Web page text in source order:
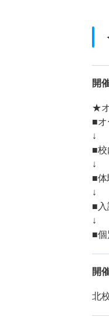
開
★
■オ
↓
■校
↓
■体
↓
■
↓
■個
開
北